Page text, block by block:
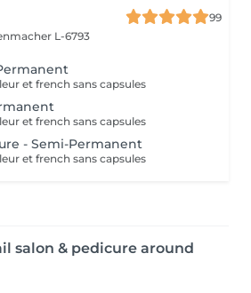
99
L-6793
et french sans capsules
et french sans capsules
- Semi-Permanent
et french sans capsules
salon & pedicure around